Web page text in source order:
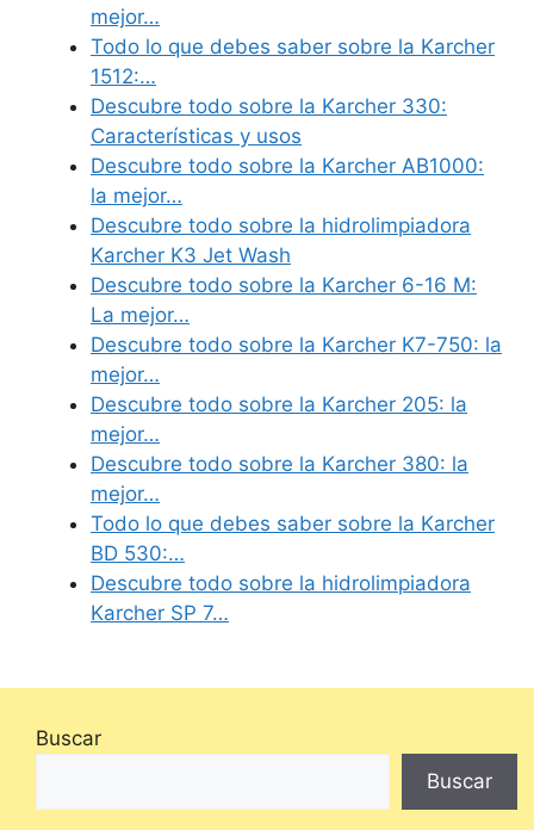
mejor…
Todo lo que debes saber sobre la Karcher
1512:…
Descubre todo sobre la Karcher 330:
Características y usos
Descubre todo sobre la Karcher AB1000:
la mejor…
Descubre todo sobre la hidrolimpiadora
Karcher K3 Jet Wash
Descubre todo sobre la Karcher 6-16 M:
La mejor…
Descubre todo sobre la Karcher K7-750: la
mejor…
Descubre todo sobre la Karcher 205: la
mejor…
Descubre todo sobre la Karcher 380: la
mejor…
Todo lo que debes saber sobre la Karcher
BD 530:…
Descubre todo sobre la hidrolimpiadora
Karcher SP 7…
Buscar
Buscar